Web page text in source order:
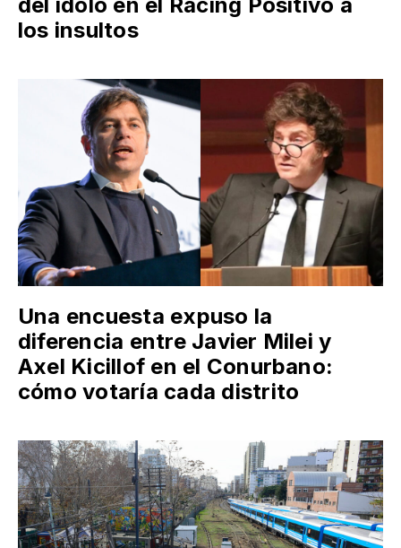
los insultos
Una encuesta expuso la
diferencia entre Javier Milei y
Axel Kicillof en el Conurbano:
cómo votaría cada distrito